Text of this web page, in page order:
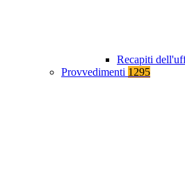
Recapiti
Provvedimenti 1295